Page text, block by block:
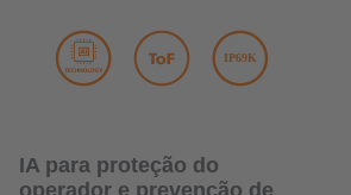
IA para proteção do
operador e prevenção de